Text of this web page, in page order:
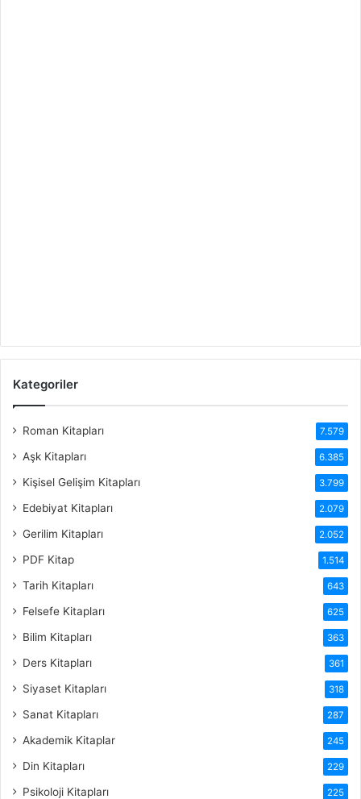
Kategoriler
Roman Kitapları 7.579
Aşk Kitapları 6.385
Kişisel Gelişim Kitapları 3.799
Edebiyat Kitapları 2.079
Gerilim Kitapları 2.052
PDF Kitap 1.514
Tarih Kitapları 643
Felsefe Kitapları 625
Bilim Kitapları 363
Ders Kitapları 361
Siyaset Kitapları 318
Sanat Kitapları 287
Akademik Kitaplar 245
Din Kitapları 229
Psikoloji Kitapları 225